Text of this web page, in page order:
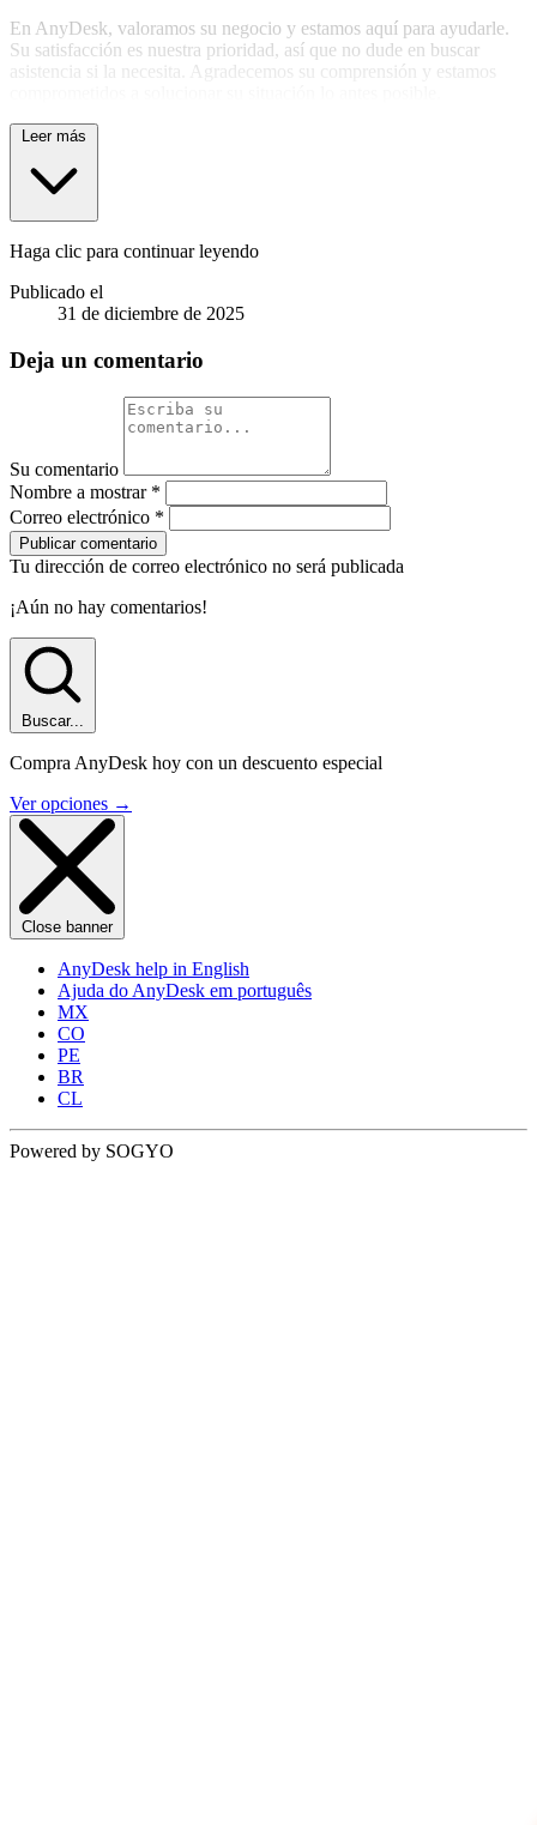
En AnyDesk, valoramos su negocio y estamos aquí para ayudarle.
Su satisfacción es nuestra prioridad, así que no dude en buscar
asistencia si la necesita. Agradecemos su comprensión y estamos
Leer más
Haga clic para continuar leyendo
Publicado el
31 de diciembre de 2025
Deja un comentario
Su comentario
Nombre a mostrar *
Correo electrónico *
Publicar comentario
Tu dirección de correo electrónico no será publicada
¡Aún no hay comentarios!
Buscar...
Compra AnyDesk hoy con un descuento especial
Ver opciones →
Close banner
AnyDesk help in English
Ajuda do AnyDesk em português
MX
CO
PE
BR
CL
Powered by SOGYO